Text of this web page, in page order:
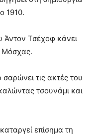
1910.
Άντον Τσέχοφ κάνει
Μόσχας.
τις ακτές του
τσουνάμι και
επίσημα τη